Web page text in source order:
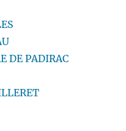
DE PADIRAC